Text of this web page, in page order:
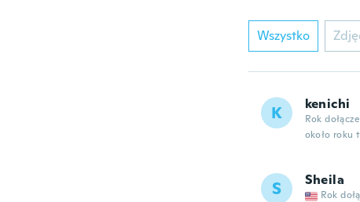
Wszystko
K kenichi
Rok
około roku
S Sheila
Rok